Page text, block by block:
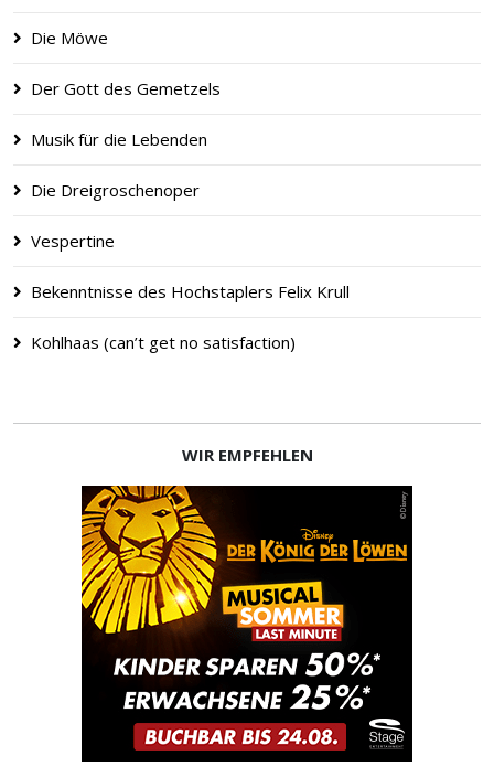
Die Möwe
Der Gott des Gemetzels
Musik für die Lebenden
Die Dreigroschenoper
Vespertine
Bekenntnisse des Hochstaplers Felix Krull
Kohlhaas (can’t get no satisfaction)
WIR EMPFEHLEN